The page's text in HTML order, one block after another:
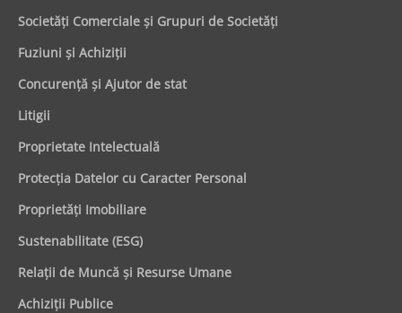
Societăţi Comerciale şi Grupuri de Societăţi
Fuziuni şi Achiziţii
Concurenţă şi Ajutor de stat
Litigii
Proprietate Intelectuală
Protecţia Datelor cu Caracter Personal
Proprietăţi Imobiliare
Sustenabilitate (ESG)
Relaţii de Muncă şi Resurse Umane
Achiziţii Publice